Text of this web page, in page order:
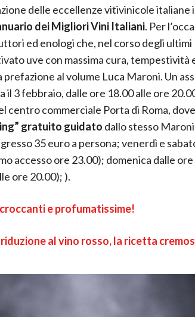
delle eccellenze vitivinicole italiane
dei Migliori Vini Italiani. Per
ed enologi che, nel corso degli ultimi
uve con massima cura, tempestività
al volume Luca Maroni. Un
il 3 febbraio, dalle ore 18.00 alle ore
centro commerciale Porta di Roma,
gratuito guidato dallo stesso
35 euro a persona; venerdì e
accesso ore 23.00); domenica dalle
ore 20.00); ).
e profumatissime!
al vino rosso, la ricetta